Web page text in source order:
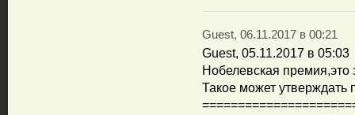
Guest, 06.11.2017 в 00:21
Guest, 05.11.2017 в 05:03
Нобелевская премия,это
Такое может утверждать